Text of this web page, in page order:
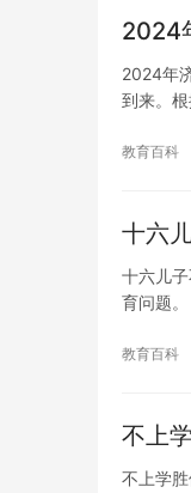
2024
2024年
到来。
教育百科
十六
十六儿
育问题
教育百科
不上
不上学